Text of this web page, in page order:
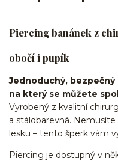
Piercing banánek z
obočí i pupík
Jednoduchý, bezpečný
na který se můžete
Vyrobený z kvalitní
a stálobarevná.
lesku – tento šperk vám
Piercing je dostupný v